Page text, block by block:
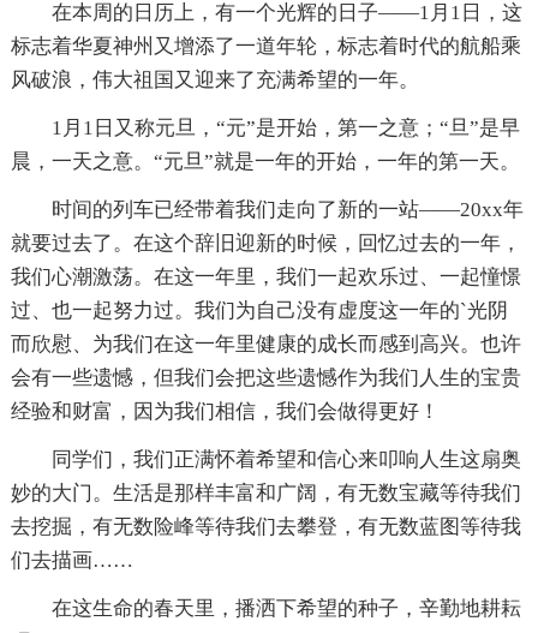
在本周的日历上，有一个光辉的日子——1月1日，这
标志着华夏神州又增添了一道年轮，标志着时代的航船乘
风破浪，伟大祖国又迎来了充满希望的一年。
1月1日又称元旦，“元”是开始，第一之意；“旦”是早
晨，一天之意。“元旦”就是一年的开始，一年的第一天。
时间的列车已经带着我们走向了新的一站——20xx年
就要过去了。在这个辞旧迎新的时候，回忆过去的一年，
我们心潮激荡。在这一年里，我们一起欢乐过、一起憧憬
过、也一起努力过。我们为自己没有虚度这一年的`光阴
而欣慰、为我们在这一年里健康的成长而感到高兴。也许
会有一些遗憾，但我们会把这些遗憾作为我们人生的宝贵
经验和财富，因为我们相信，我们会做得更好！
同学们，我们正满怀着希望和信心来叩响人生这扇奥
妙的大门。生活是那样丰富和广阔，有无数宝藏等待我们
去挖掘，有无数险峰等待我们去攀登，有无数蓝图等待我
们去描画……
在这生命的春天里，播洒下希望的种子，辛勤地耕耘